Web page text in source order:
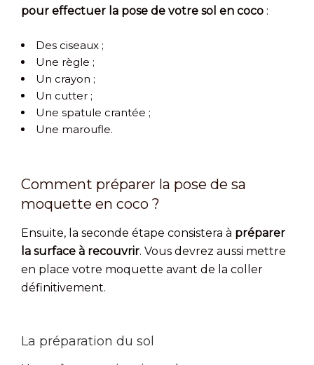
pour effectuer la pose de votre sol en coco :
Des ciseaux ;
Une règle ;
Un crayon ;
Un cutter ;
Une spatule crantée ;
Une maroufle.
Comment préparer la pose de sa
moquette en coco ?
Ensuite, la seconde étape consistera à préparer
la surface à recouvrir. Vous devrez aussi mettre
en place votre moquette avant de la coller
définitivement.
La préparation du sol